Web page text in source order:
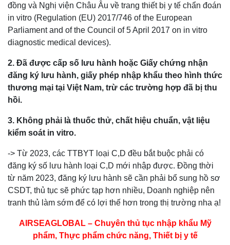
đồng và Nghị viện Châu Âu về trang thiết bị y tế chẩn đoán
in vitro (Regulation (EU) 2017/746 of the European
Parliament and of the Council of 5 April 2017 on in vitro
diagnostic medical devices).
2. Đã được cấp số lưu hành hoặc Giấy chứng nhận
đăng ký lưu hành, giấy phép nhập khẩu theo hình thức
thương mại tại Việt Nam, trừ các trường hợp đã bị thu
hồi.
3. Không phải là thuốc thử, chất hiệu chuẩn, vật liệu
kiểm soát in vitro.
-> Từ 2023, các TTBYT loại C,D đều bắt buộc phải có
đăng ký số lưu hành loại C,D mới nhập được. Đồng thời
từ năm 2023, đăng ký lưu hành sẽ cần phải bổ sung hồ sơ
CSDT, thủ tục sẽ phức tạp hơn nhiều, Doanh nghiệp nên
tranh thủ làm sớm để có lợi thế hơn trong thị trường nha ạ!
AIRSEAGLOBAL – Chuyên thủ tục nhập khẩu Mỹ
phẩm, Thực phẩm chức năng, Thiết bị y tế